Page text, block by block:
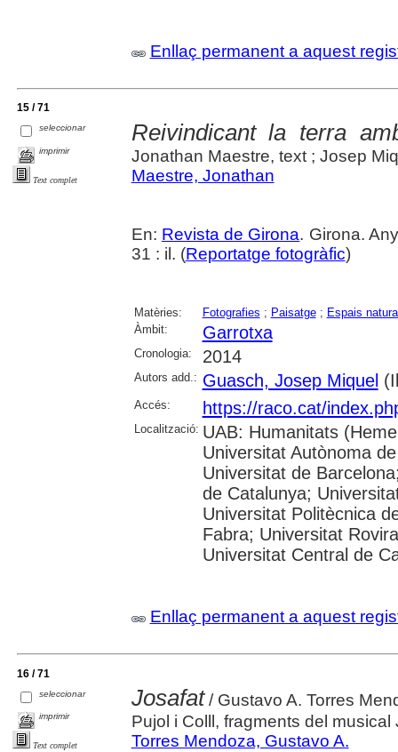
Enllaç permanent a aquest
15 / 71
seleccionar
imprimir
Text complet
Reivindicant la terra
Jonathan Maestre, text ; Josep
Maestre, Jonathan
En: Revista de Girona. Girona.
31 : il. (Reportatge fotogràfic)
Matèries: Fotografies ; Paisatge; Espais
Àmbit:
Garrotxa
Cronologia: 2014
Autors add.: Guasch, Josep Miquel
Accés: https://raco.cat/
Localització: UAB: Humanitats
Universitat Autònoma
Universitat de
de Catalunya;
Universitat Politècnica
Fabra; Universitat
Universitat Central de
Enllaç permanent a aquest
16 / 71
seleccionar
imprimir
Text complet
Josafat/ Gustavo A. Torres
Pujol i Colll, fragments del musical
Torres Mendoza, Gustavo A.